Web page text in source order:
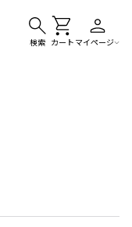
検索 カート マイページ